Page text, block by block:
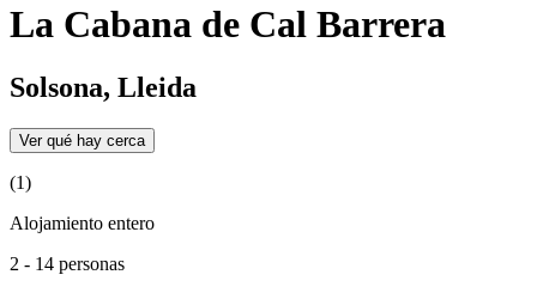
La Cabana de Cal Barrera
Solsona, Lleida
Ver qué hay cerca
(1)
Alojamiento entero
2 - 14 personas